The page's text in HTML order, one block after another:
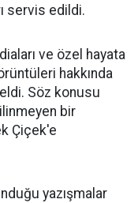
servis edildi.
ve özel hayata
hakkında
Söz konusu
bir
Çiçek'e
yazışmalar